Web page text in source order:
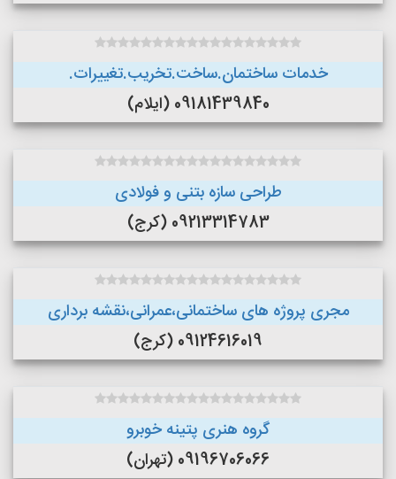
خدمات ساختمان.ساخت.تخریب.تغییرات.
09181439840 (ایلام)
طراحی سازه بتنی و فولادی
09213314783 (کرج)
مجری پروژه های ساختمانی،عمرانی،نقشه برداری
09124616019 (کرج)
گروه هنری پتینه خوبرو
09196706066 (تهران)